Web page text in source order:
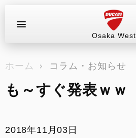
Osaka West
ラインアップ
サービス情報
ブログ（最新情報）
ホーム コラム・お知らせ
も～すぐ発表ｗｗ
2018年11月03日